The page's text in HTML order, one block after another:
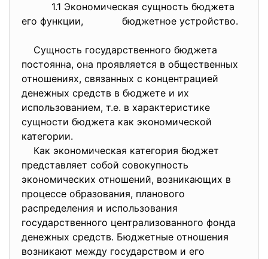
1.1 Экономическая сущность бюджета
его функции, бюджетное устройство.
Сущность государственного бюджета
постоянна, она проявляется в общественных
отношениях, связанных с концентрацией
денежных средств в бюджете и их
использованием, т.е. в характеристике
сущности бюджета как экономической
категории.
Как экономическая категория бюджет
представляет собой совокупность
экономических отношений, возникающих в
процессе образования, планового
распределения и использования
государственного централизованного фонда
денежных средств. Бюджетные отношения
возникают между государством и его